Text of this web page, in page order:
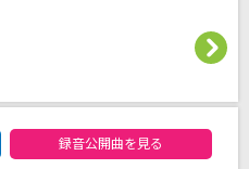
録音公開曲を見る